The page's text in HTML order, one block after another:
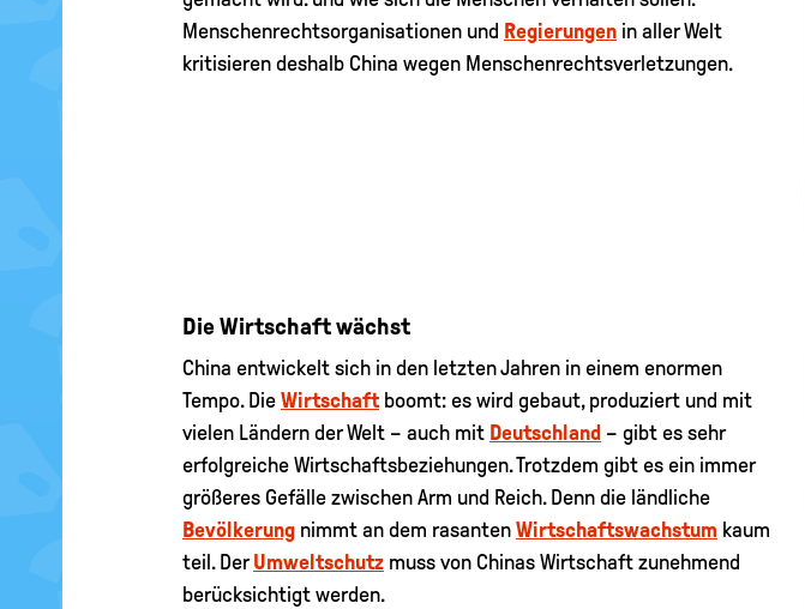
Menschenrechtsorganisationen und Regierungen in aller Welt
kritisieren deshalb China wegen Menschenrechtsverletzungen.
Die Wirtschaft wächst
China entwickelt sich in den letzten Jahren in einem enormen
Tempo. Die Wirtschaftboomt: es wird gebaut, produziert und mit
vielen Ländern der Welt – auch mit Deutschland – gibt es sehr
erfolgreiche Wirtschaftsbeziehungen. Trotzdem gibt es ein immer
größeres Gefälle zwischen Arm und Reich. Denn die ländliche
Bevölkerung nimmt an dem rasanten Wirtschaftswachstum kaum
teil. DerUmweltschutz muss von Chinas Wirtschaft zunehmend
berücksichtigt werden.